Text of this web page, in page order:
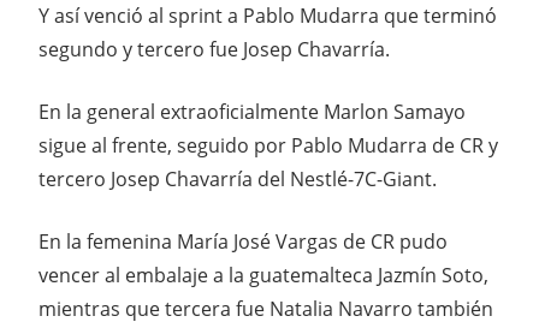
Y así venció al sprint a Pablo Mudarra que terminó
segundo y tercero fue Josep Chavarría.
En la general extraoficialmente Marlon Samayo
sigue al frente, seguido por Pablo Mudarra de CR y
tercero Josep Chavarría del Nestlé-7C-Giant.
En la femenina María José Vargas de CR pudo
vencer al embalaje a la guatemalteca Jazmín Soto,
mientras que tercera fue Natalia Navarro también